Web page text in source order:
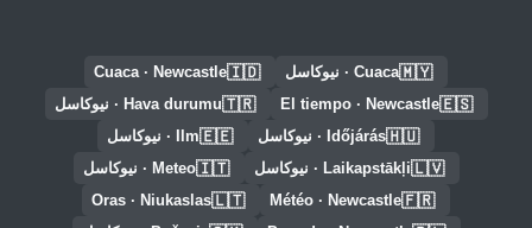
🇲🇾Cuaca · نيوكاسل 🇮🇩
Cuaca · Newcastle
🇪🇸
El tiempo · Newcastle
🇹🇷Hava durumu · نيوكاسل
🇭🇺Időjárás · نيوكاسل 🇪🇪Ilm · نيوكاسل
🇱🇻Laikapstākļi · نيوكاسل 🇮🇹Meteo · نيوكاسل
🇫🇷
Météo · Newcastle
🇱🇹
Oras · Niukaslas